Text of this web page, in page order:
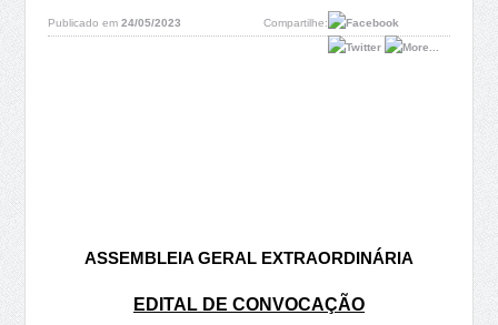
Publicado em24/05/2023 Compartilhe:
ASSEMBLEIA GERAL EXTRAORDINÁRIA
EDITAL DE CONVOCAÇÃO